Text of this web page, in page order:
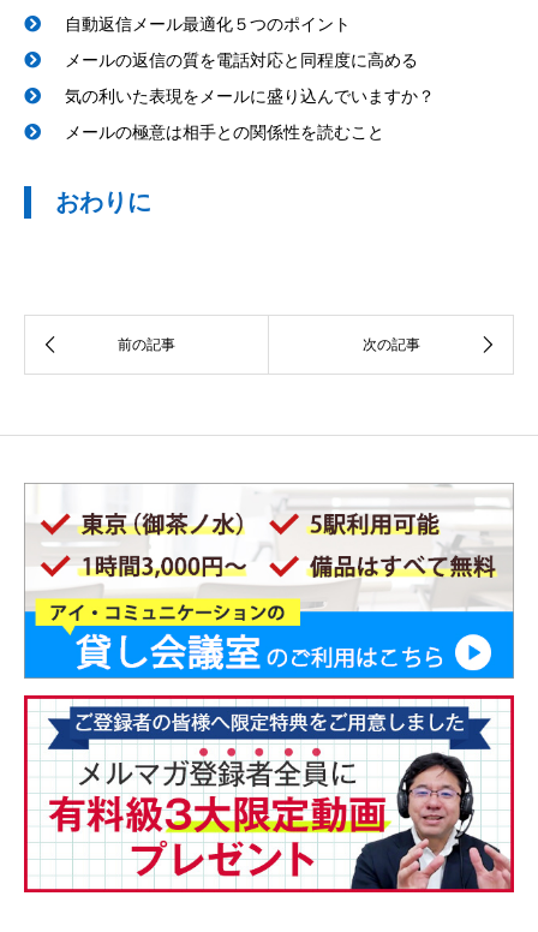
自動返信メール最適化５つのポイント
メールの返信の質を電話対応と同程度に高める
気の利いた表現をメールに盛り込んでいますか？
メールの極意は相手との関係性を読むこと
おわりに